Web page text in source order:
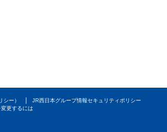
ー）
JR西日本グループ情報セキュリティポリシー
更するには